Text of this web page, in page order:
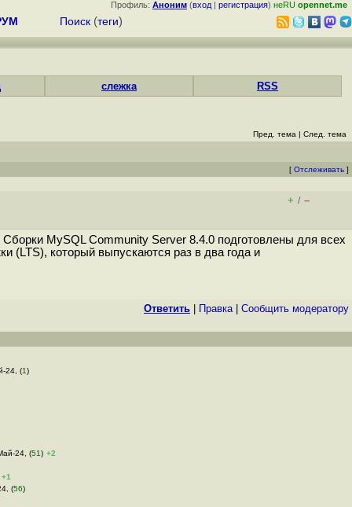
Профиль: Аноним (вход | регистрация) неRU opennet.me
Поиск (теги)
слежка RSS
Пред. тема | След. тема
[ Отслеживать ]
+ / –
MySQL Community Server 8.4.0 подготовлены для всех
(LTS), который выпускаются раз в два года и
Ответить Правка| Cообщить модератору
24, (1)
24, (51) +2
+1
(56)